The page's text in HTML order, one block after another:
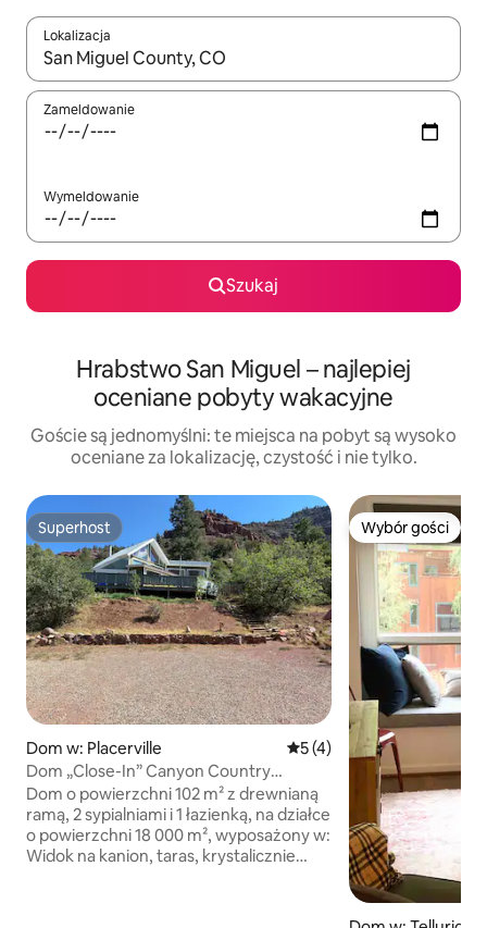
Lokalizacja
Gdy wyniki będą dostępne, możesz poruszać się po nich za
Zameldowanie
Wymeldowanie
Szukaj
Hrabstwo San Miguel – najlepiej
oceniane pobyty wakacyjne
Goście są jednomyślni: te miejsca na pobyt są wysoko
oceniane za lokalizację, czystość i nie tylko.
Superhost
Superhost
Dom w: Placerville Średnia ocena: 5 na 5,
5 (4)
Dom „Close-In” Canyon Country
w Telluride.
Dom o powierzchni 102 m² z drewnianą
ramą, 2 sypialniami i 1 łazienką, na działce
o powierzchni 18 000 m², wyposażony w:
Widok na kanion, taras, krystalicznie
Wybór gości
Wybór gości